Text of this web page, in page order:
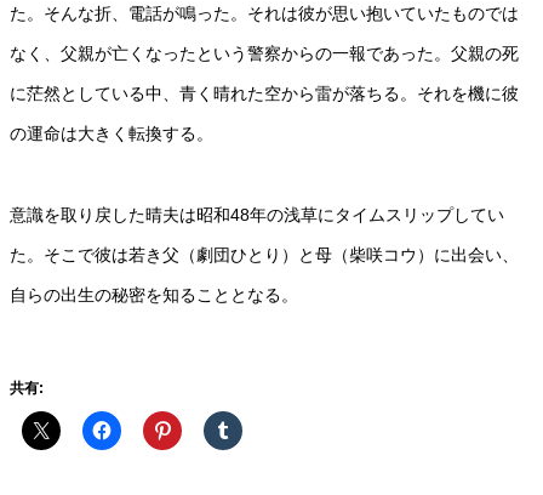
た。そんな折、電話が鳴った。それは彼が思い抱いていたものでは
なく、父親が亡くなったという警察からの一報であった。父親の死
に茫然としている中、青く晴れた空から雷が落ちる。それを機に彼
の運命は大きく転換する。
意識を取り戻した晴夫は昭和48年の浅草にタイムスリップしてい
た。そこで彼は若き父（劇団ひとり）と母（柴咲コウ）に出会い、
自らの出生の秘密を知ることとなる。
共有: